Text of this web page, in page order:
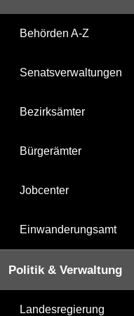
Behörden A-Z
Senatsverwaltungen
Bezirksämter
Bürgerämter
Jobcenter
Einwanderungsamt
Politik & Verwaltung
Landesregierung